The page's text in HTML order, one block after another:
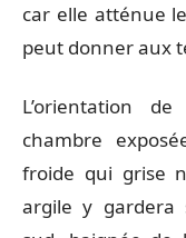
car elle atténue
peut donner aux
L’orientation
chambre
froide qui grise
argile y gardera